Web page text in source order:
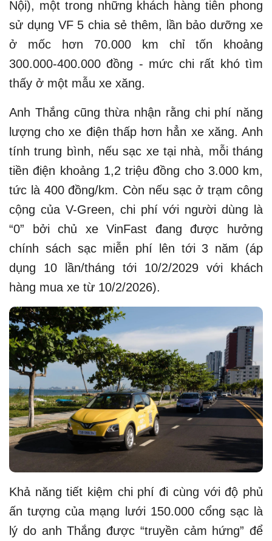
Nội), một trong những khách hàng tiên phong
sử dụng VF 5 chia sẻ thêm, lần bảo dưỡng xe
ở mốc hơn 70.000 km chỉ tốn khoảng
300.000-400.000 đồng - mức chi rất khó tìm
thấy ở một mẫu xe xăng.
Anh Thắng cũng thừa nhận rằng chi phí năng
lượng cho xe điện thấp hơn hẳn xe xăng. Anh
tính trung bình, nếu sạc xe tại nhà, mỗi tháng
tiền điện khoảng 1,2 triệu đồng cho 3.000 km,
tức là 400 đồng/km. Còn nếu sạc ở trạm công
cộng của V-Green, chi phí với người dùng là
“0” bởi chủ xe VinFast đang được hưởng
chính sách sạc miễn phí lên tới 3 năm (áp
dụng 10 lần/tháng tới 10/2/2029 với khách
hàng mua xe từ 10/2/2026).
Khả năng tiết kiệm chi phí đi cùng với độ phủ
ấn tượng của mạng lưới 150.000 cổng sạc là
lý do anh Thắng được “truyền cảm hứng” để